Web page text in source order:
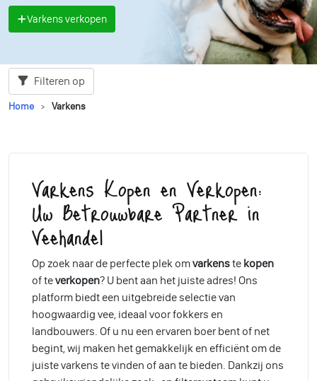
Varkens verkopen
Filteren op
Home Varkens
Varkens Kopen en Verkopen:
Uw Betrouwbare Partner in
Veehandel
Op zoek naar de perfecte plek omvarkenste kopen
of teverkopen? U bent aan het juiste adres! Ons
platform biedt een uitgebreide selectie van
hoogwaardig vee, ideaal voor fokkers en
landbouwers. Of u nu een ervaren boer bent of net
begint, wij maken het gemakkelijk en efficiënt om de
juiste varkens te vinden of aan te bieden. Dankzij ons